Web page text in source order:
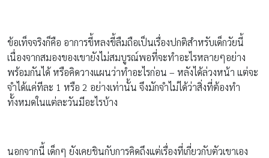
ข้อเท็จจริงก็คือ อาการขี้หลงขี้ลืมถือเป็นเรื่องปกติสำหรับเด็กวัยนี้
เนื่องจากสมองของเขายังไม่สมบูรณ์พอที่จะทำอะไรหลายๆอย่าง
พร้อมกันได้ หรือคิดวางแผนว่าทำอะไรก่อน – หลังได้ล่วงหน้า แต่จะ
จำได้แค่ทีละ 1 หรือ 2 อย่างเท่านั้น จึงมักจำไม่ได้ว่าสิ่งที่ต้องทำ
ทั้งหมดในแต่ละวันมีอะไรบ้าง
นอกจากนี้ เด็กๆ ยังเคยชินกับการคิดถึงแต่เรื่องที่เกี่ยวกับตัวเขาเอง